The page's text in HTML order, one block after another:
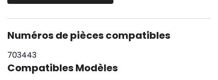
Numéros de pièces compatibles
703443
Compatibles Modèles